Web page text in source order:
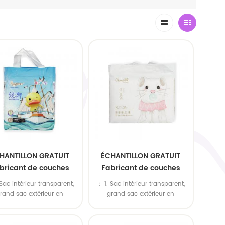
GRATUIT
de couches
personnalisées
bébé Couches
Sac intérieur transparent,
sac extérieur en
ÉCHANTILLON GRATUIT
Fabricant de couches
jetables personnalisées
pour bébé Couches
： 1. Sac intérieur transparent,
grand sac extérieur en